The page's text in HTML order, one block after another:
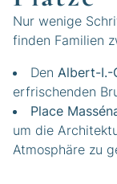
Nur wenige
finden Familien
Den Albert-I.-
erfrischenden
Place
um die
Atmosphäre zu